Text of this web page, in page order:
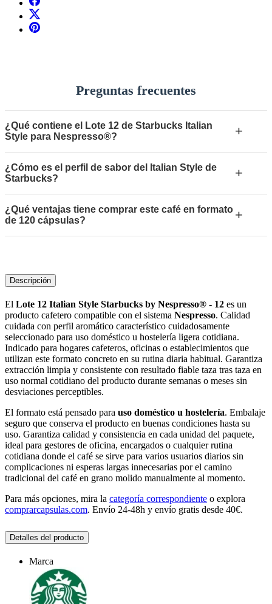
Preguntas frecuentes
¿Qué contiene el Lote 12 de Starbucks Italian
Style para Nespresso®?
+
¿Cómo es el perfil de sabor del Italian Style de
Starbucks?
+
¿Qué ventajas tiene comprar este café en formato
de 120 cápsulas?
+
Descripción
El Lote 12 Italian Style Starbucks by Nespresso® - 12 es un
producto cafetero compatible con el sistema Nespresso. Calidad
cuidada con perfil aromático característico cuidadosamente
seleccionado para uso doméstico u hostelería ligera cotidiana.
Indicado para hogares cafeteros, oficinas o establecimientos que
utilizan este formato concreto en su rutina diaria habitual. Garantiza
extracción limpia y consistente con resultado fiable taza tras taza en
uso normal cotidiano del producto durante semanas o meses sin
desviaciones perceptibles.
El formato está pensado para uso doméstico u hostelería. Embalaje
seguro que conserva el producto en buenas condiciones hasta su
uso. Garantiza calidad y consistencia en cada unidad del paquete,
ideal para gestores de oficina, encargados o cualquier rutina
cotidiana donde el café se sirve para varios usuarios diarios sin
complicaciones ni esperas largas innecesarias por el camino
tradicional del café en grano molido manualmente al momento.
Para más opciones, mira la categoría correspondiente o explora
comprarcapsulas.com. Envío 24-48h y envío gratis desde 40€.
Detalles del producto
Marca